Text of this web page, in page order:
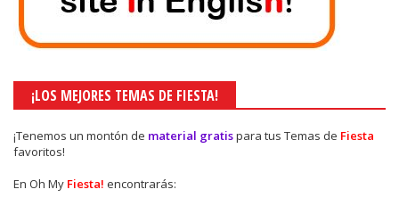
¡LOS MEJORES TEMAS DE FIESTA!
¡Tenemos un montón de material gratispara tus Temas de Fiesta
favoritos!
En Oh My Fiesta! encontrarás: